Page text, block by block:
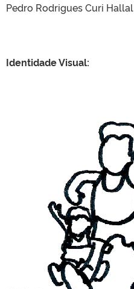
Pedro Rodrigues Curi Hallal
Identidade Visual: